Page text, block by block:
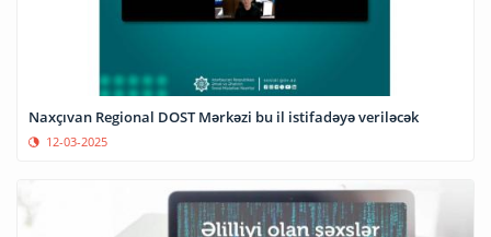
Naxçıvan Regional DOST Mərkəzi bu il istifadəyə veriləcək
12-03-2025